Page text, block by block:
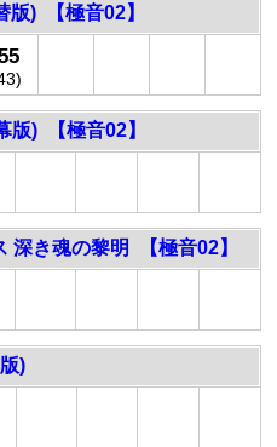
版) 【極音02】
版) 【極音02】
深き魂の黎明 【極音02】
)